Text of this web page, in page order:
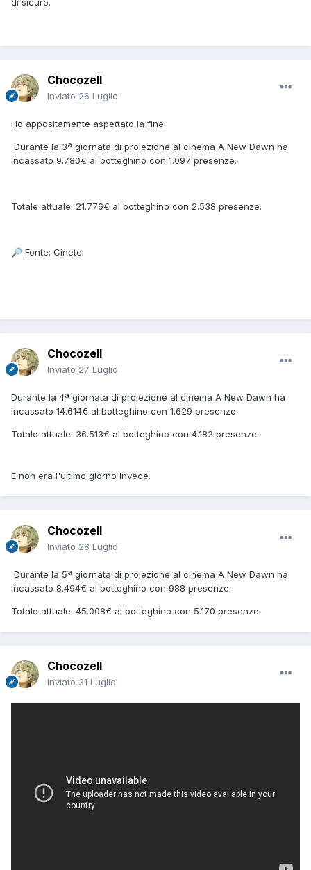
di sicuro.
Chocozell
Inviato 26 Luglio
Ho appositamente aspettato la fine
Durante la 3ª giornata di proiezione al cinema A New Dawn ha
incassato 9.780€ al botteghino con 1.097 presenze.
Totale attuale: 21.776€ al botteghino con 2.538 presenze.
🔎 Fonte: Cinetel
Chocozell
Inviato 27 Luglio
Durante la 4ª giornata di proiezione al cinema A New Dawn ha
incassato 14.614€ al botteghino con 1.629 presenze.
Totale attuale: 36.513€ al botteghino con 4.182 presenze.
E non era l'ultimo giorno invece.
Chocozell
Inviato 28 Luglio
Durante la 5ª giornata di proiezione al cinema A New Dawn ha
incassato 8.494€ al botteghino con 988 presenze.
Totale attuale: 45.008€ al botteghino con 5.170 presenze.
Chocozell
Inviato 31 Luglio